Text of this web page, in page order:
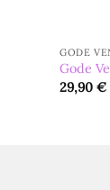
GODE
Gode
29,90€